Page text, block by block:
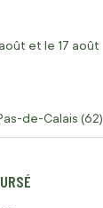
et le 17 août
de-Calais (62)